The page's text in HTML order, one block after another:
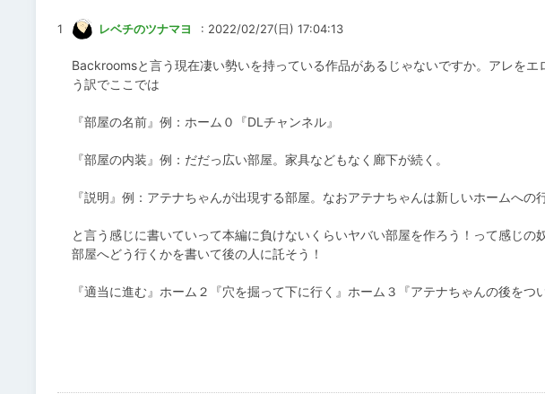
1 レベチのツナマヨ : 2022/02/27(日) 17:04:13
Backroomsと言う現在凄い勢いを持っている作品があるじゃないですか。アレを
う訳でここでは
『部屋の名前』例：ホーム０『DLチャンネル』
『部屋の内装』例：だだっ広い部屋。家具などもなく廊下が続く。
『説明』例：アテナちゃんが出現する部屋。なおアテナちゃんは新しいホームへの
と言う感じに書いていって本編に負けないくらいヤバい部屋を作ろう！って感じ
部屋へどう行くかを書いて後の人に託そう！
『適当に進む』ホーム２『穴を掘って下に行く』ホーム３『アテナちゃんの後をつ